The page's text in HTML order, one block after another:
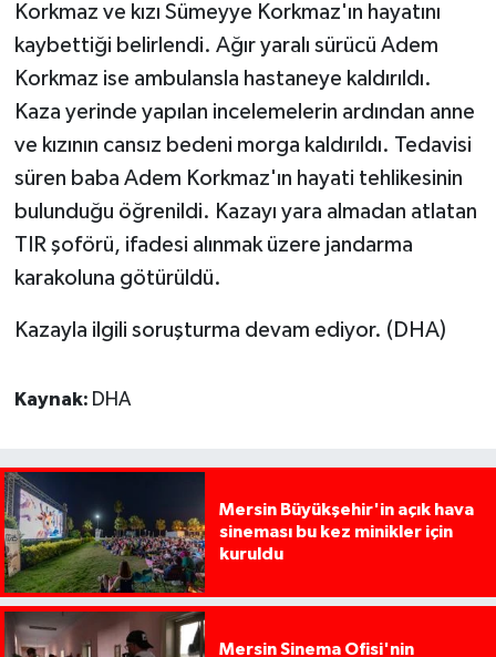
Korkmaz ve kızı Sümeyye Korkmaz'ın hayatını
kaybettiği belirlendi. Ağır yaralı sürücü Adem
Korkmaz ise ambulansla hastaneye kaldırıldı.
Kaza yerinde yapılan incelemelerin ardından anne
ve kızının cansız bedeni morga kaldırıldı. Tedavisi
süren baba Adem Korkmaz'ın hayati tehlikesinin
bulunduğu öğrenildi. Kazayı yara almadan atlatan
TIR şoförü, ifadesi alınmak üzere jandarma
karakoluna götürüldü.
Kazayla ilgili soruşturma devam ediyor. (DHA)
Kaynak: DHA
Mersin Büyükşehir'in açık hava
sineması bu kez minikler için
kuruldu
Mersin Sinema Ofisi'nin